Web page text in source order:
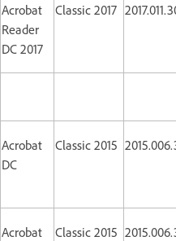
Acrobat
Reader
DC 2017
Classic 2017
Acrobat
DC
Classic 2015
Acrobat
Classic 2015